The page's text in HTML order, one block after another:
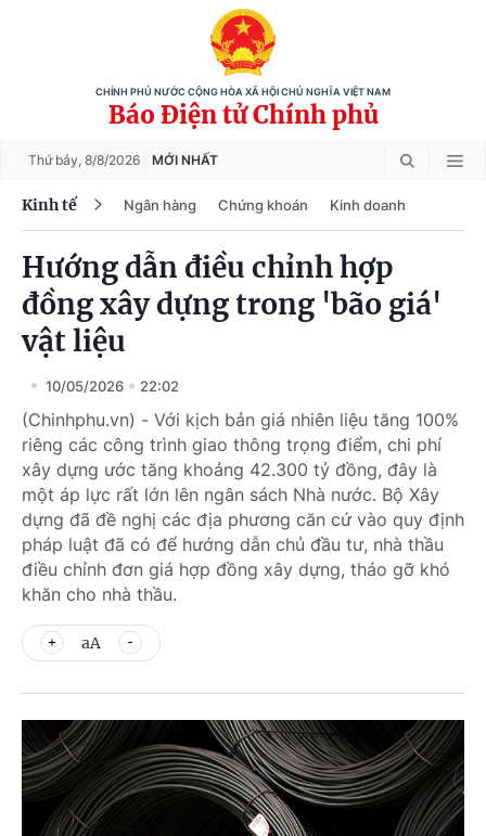
CHÍNH PHỦ NƯỚC CỘNG HÒA XÃ HỘI CHỦ NGHĨA VIỆT NAM
Báo Điện tử Chính phủ
Thứ bảy, 8/8/2026 MỚI NHẤT
Kinh tế Ngân hàng Chứng khoán Kinh doanh
Hướng dẫn điều chỉnh hợp
đồng xây dựng trong 'bão giá'
vật liệu
10/05/2026 22:02
(Chinhphu.vn) - Với kịch bản giá nhiên liệu tăng 100%
riêng các công trình giao thông trọng điểm, chi phí
xây dựng ước tăng khoảng 42.300 tỷ đồng, đây là
một áp lực rất lớn lên ngân sách Nhà nước. Bộ Xây
dựng đã đề nghị các địa phương căn cứ vào quy định
pháp luật đã có để hướng dẫn chủ đầu tư, nhà thầu
điều chỉnh đơn giá hợp đồng xây dựng, tháo gỡ khó
khăn cho nhà thầu.
aA